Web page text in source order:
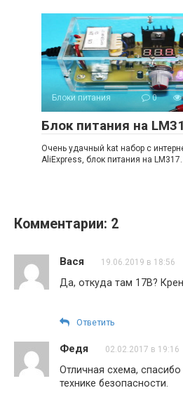
Блоки питания 0
Блок питания на
Очень удачный kat набор с
AliExpress, блок питания на
Комментарии: 2
Вася 19.06.2019 в 18:56
Да, откуда там 17В?
Ответить
Федя 02.02.2017 в 19:16
Отличная схема,
технике безопасности.